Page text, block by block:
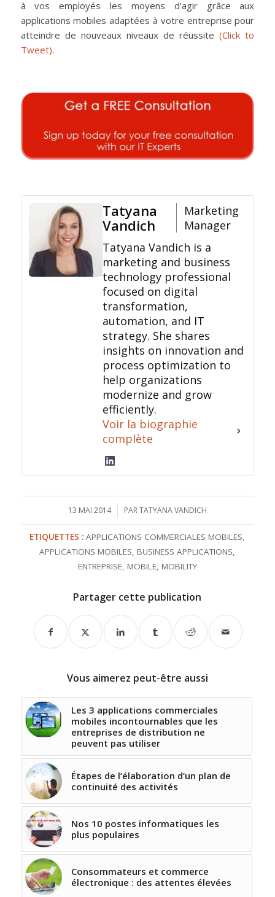
à vos employés les moyens d’agir grâce aux
applications mobiles adaptées à votre entreprise pour
atteindre de nouveaux niveaux de réussite(Click to
Tweet).
Tatyana
Vandich
Marketing
Manager
Tatyana Vandich is a
marketing and business
technology professional
focused on digital
transformation,
automation, and IT
strategy. She shares
insights on innovation and
process optimization to
help organizations
modernize and grow
efficiently.
Voir la biographie
complète
13 MAI 2014
/ PARTATYANA VANDICH
ETIQUETTES : APPLICATIONS COMMERCIALES MOBILES,
APPLICATIONS MOBILES,BUSINESS APPLICATIONS,
ENTREPRISE, MOBILE, MOBILITY
Partager cette publication
Vous aimerez peut-être aussi
Les 3 applications commerciales
mobiles incontournables que les
entreprises de distribution ne
peuvent pas utiliser
Étapes de l’élaboration d’un plan de
continuité des activités
Nos 10 postes informatiques les
plus populaires
Consommateurs et commerce
électronique : des attentes élevées